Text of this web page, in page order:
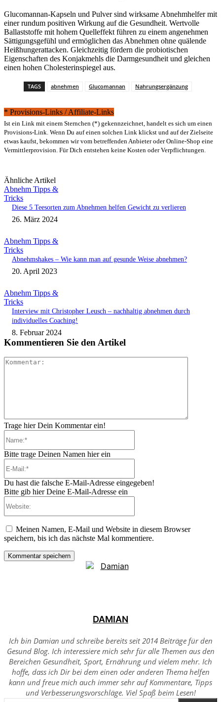
Glucomannan-Kapseln und Pulver sind wirksame Abnehmhelfer mit
einer rundum positiven Wirkung auf die Gesundheit. Wertvolle
Ballaststoffe mit hohem Quelleffekt führen zu einem angenehmen
Sättigungsgefühl und ermöglichen das Abnehmen ohne quälende
Heißhungerattacken. Gleichzeitig fördern die probiotischen
Eigenschaften des Konjakmehls die Darmgesundheit und gleichen
einen hohen Cholesterinspiegel aus.
TAGS abnehmen Glucomannan Nahrungsergänzung
* Provisions-Links / Affiliate-Links
Ist ein Link mit einem Sternchen (*) gekennzeichnet, handelt es sich um einen
Provisions-Link. Wenn Du auf einen solchen Link klickst und auf der Zielseite
etwas kaufst, bekommen wir vom betreffenden Anbieter oder Online-Shop eine
Vermittlerprovision. Für Dich entstehen keine Kosten oder Verpflichtungen.
Ähnliche Artikel
Abnehm Tipps &
Tricks
Diese 5 Teesorten zum Abnehmen helfen Gewicht zu verlieren
26. März 2024
Abnehm Tipps &
Tricks
Abnehmshakes – Wie kann man auf gesunde Weise abnehmen?
20. April 2023
Abnehm Tipps &
Tricks
Interview mit Christopher Leusch – nachhaltig abnehmen durch
individuelles Coaching!
8. Februar 2024
Kommentieren Sie den Artikel
Trage hier Dein Kommentar ein!
Bitte trage Deinen Namen hier ein
Du hast die falsche E-Mail-Adresse eingegeben!
Bitte gib hier Deine E-Mail-Adresse ein
Meinen Namen, E-Mail und Website in diesem Browser
speichern, bis ich das nächste Mal kommentiere.
DAMIAN
Ich bin Damian und schreibe bereits seit 2014 Beiträge für den
Gesund Blog. Ich interessiere mich sehr für alle Themen aus den
Bereichen Gesundheit, Sport, Ernährung und vielem mehr. Ich
hoffe, dass ich Dir bei dem einen oder anderen Thema helfen
kann und freue mich auch immer sehr auf Kommentare, Tipps
und Verbesserungsvorschläge. Viel Spaß beim Lesen!